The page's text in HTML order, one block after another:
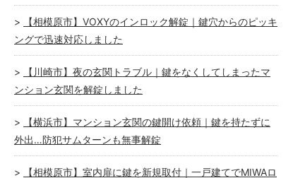
【相模原市】VOXYのインロック解錠｜鍵穴からのピッキ
ングで迅速対応しました
【川崎市】夜の玄関トラブル｜鍵をなくしてしまったマ
ンション玄関を解錠しました
【横浜市】マンション玄関の鍵開け依頼｜鍵を持たずに
外出…防犯サムターンも無事解錠
【相模原市】室内扉に鍵を新規取付｜一戸建てでMIWAロ